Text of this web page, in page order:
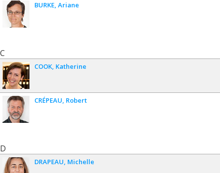
BURKE Ariane
C
COOK Katherine
CRÉPEAU Robert
D
DRAPEAU Michelle